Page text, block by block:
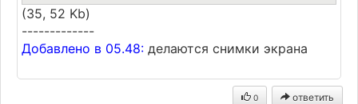
(35, 52 Kb)
-------------
Добавлено в 05.48: делаются снимки экрана
0 ответить